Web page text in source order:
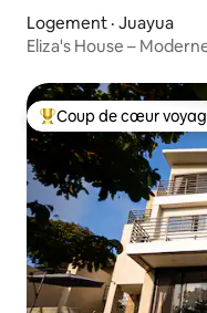
Logement · Juayua
Eliza's House –
Coup de cœur
Coup de cœur